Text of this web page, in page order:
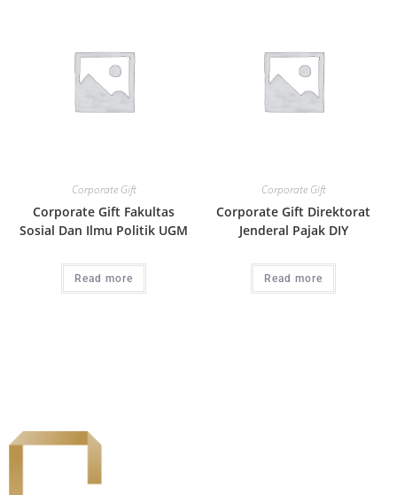
Corporate Gift
Corporate Gift Fakultas
Sosial Dan Ilmu Politik UGM
Read more
Corporate Gift
Corporate Gift Direktorat
Jenderal Pajak DIY
Read more